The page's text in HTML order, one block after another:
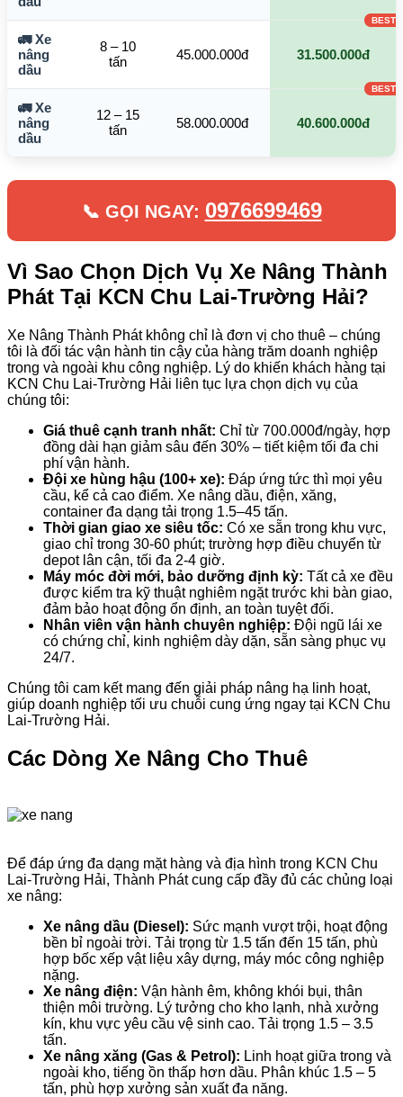
🚛 Xe
nâng
dầu
8 – 10
tấn
45.000.000đ 31.500.000đ
🚛 Xe
nâng
dầu
12 – 15
tấn
58.000.000đ 40.600.000đ
📞 GỌI NGAY: 0976699469
Vì Sao Chọn Dịch Vụ Xe Nâng Thành
Phát Tại KCN Chu Lai-Trường Hải?
Xe Nâng Thành Phát không chỉ là đơn vị cho thuê – chúng
tôi là đối tác vận hành tin cậy của hàng trăm doanh nghiệp
trong và ngoài khu công nghiệp. Lý do khiến khách hàng tại
KCN Chu Lai-Trường Hải liên tục lựa chọn dịch vụ của
chúng tôi:
Giá thuê cạnh tranh nhất: Chỉ từ 700.000đ/ngày, hợp
đồng dài hạn giảm sâu đến 30% – tiết kiệm tối đa chi
phí vận hành.
Đội xe hùng hậu (100+ xe): Đáp ứng tức thì mọi yêu
cầu, kể cả cao điểm. Xe nâng dầu, điện, xăng,
container đa dạng tải trọng 1.5–45 tấn.
Thời gian giao xe siêu tốc: Có xe sẵn trong khu vực,
giao chỉ trong 30-60 phút; trường hợp điều chuyển từ
depot lân cận, tối đa 2-4 giờ.
Máy móc đời mới, bảo dưỡng định kỳ: Tất cả xe đều
được kiểm tra kỹ thuật nghiêm ngặt trước khi bàn giao,
đảm bảo hoạt động ổn định, an toàn tuyệt đối.
Nhân viên vận hành chuyên nghiệp: Đội ngũ lái xe
có chứng chỉ, kinh nghiệm dày dặn, sẵn sàng phục vụ
24/7.
Chúng tôi cam kết mang đến giải pháp nâng hạ linh hoạt,
giúp doanh nghiệp tối ưu chuỗi cung ứng ngay tại KCN Chu
Lai-Trường Hải.
Các Dòng Xe Nâng Cho Thuê
Để đáp ứng đa dạng mặt hàng và địa hình trong KCN Chu
Lai-Trường Hải, Thành Phát cung cấp đầy đủ các chủng loại
xe nâng:
Xe nâng dầu (Diesel): Sức mạnh vượt trội, hoạt động
bền bỉ ngoài trời. Tải trọng từ 1.5 tấn đến 15 tấn, phù
hợp bốc xếp vật liệu xây dựng, máy móc công nghiệp
nặng.
Xe nâng điện: Vận hành êm, không khói bụi, thân
thiện môi trường. Lý tưởng cho kho lạnh, nhà xưởng
kín, khu vực yêu cầu vệ sinh cao. Tải trọng 1.5 – 3.5
tấn.
Xe nâng xăng (Gas & Petrol): Linh hoạt giữa trong và
ngoài kho, tiếng ồn thấp hơn dầu. Phân khúc 1.5 – 5
tấn, phù hợp xưởng sản xuất đa năng.